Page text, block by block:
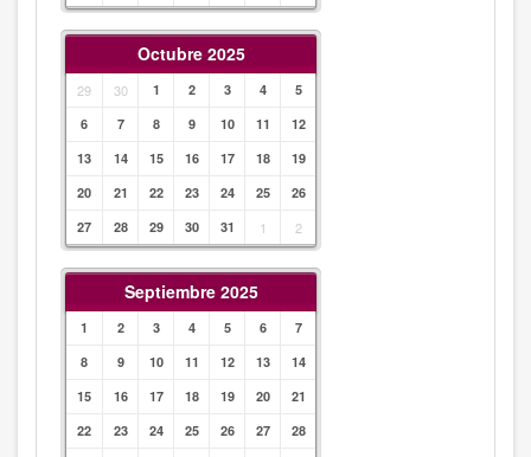
Octubre 2025
29 30 1 2 3 4
5
6
7 8 9 10 11
12
13
14 15 16 17 18
19
20
21 22 23 24 25
26
27
28 29 30 31 1 2
Septiembre 2025
1 2 3 4 5 6
7
8
9 10 11 12 13
14
15
16 17 18 19 20
21
22
23 24 25 26 27
28